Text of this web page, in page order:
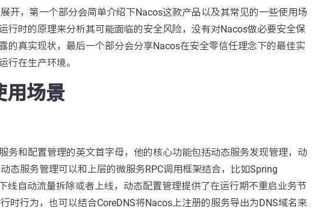
开，第一个部分会简单介绍下Nacos这款产品以及其常见的一些使用场
行时的原理来分析其可能面临的安全风险，没有对Nacos做必要安全保
的真实现状，最后一个部分会分享Nacos在安全零信任理念下的最佳实
行在生产环境。
用场景
务和配置管理的英文首字母，他的核心功能包括动态服务发现管理，动
态服务管理可以和上层的微服务RPC调用框架结合，比如Spring
线自动流量拆除或者上线，动态配置管理提供了在运行期不重启业务节
时行为，也可以结合CoreDNS将Nacos上注册的服务导出为DNS域名来